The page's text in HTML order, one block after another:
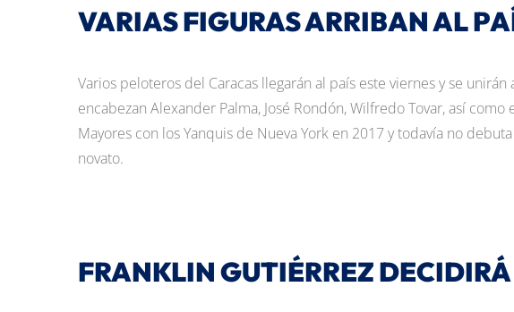
VARIAS FIGURAS ARRIBAN AL
Varios peloteros del Caracas llegarán al país este viernes y se
encabezan Alexander Palma, José Rondón, Wilfredo Tovar, así
Mayores con los Yanquis de Nueva York en 2017 y todavía no
novato.
FRANKLIN GUTIÉRREZ DECIDIRÁ